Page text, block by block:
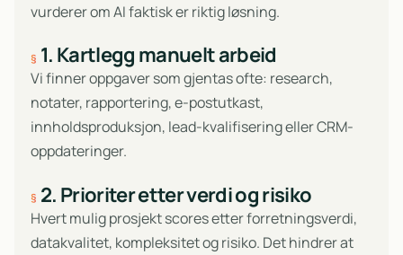
vurderer om AI faktisk er riktig løsning.
1. Kartlegg manuelt arbeid
Vi finner oppgaver som gjentas ofte: research,
notater, rapportering, e-postutkast,
innholdsproduksjon, lead-kvalifisering eller CRM-
oppdateringer.
2. Prioriter etter verdi og risiko
Hvert mulig prosjekt scores etter forretningsverdi,
datakvalitet, kompleksitet og risiko. Det hindrer at